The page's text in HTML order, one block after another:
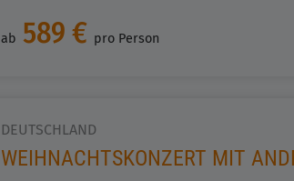
ab 589 € pro Person
DEUTSCHLAND
WEIHNACHTSKONZERT MIT